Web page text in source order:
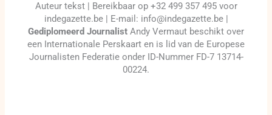
Auteur tekst | Bereikbaar op +32 499 357 495 voor
indegazette.be | E-mail: info@indegazette.be |
Gediplomeerd Journalist Andy Vermaut beschikt over
een Internationale Perskaart en is lid van de Europese
Journalisten Federatie onder ID-Nummer FD-7 13714-
00224.